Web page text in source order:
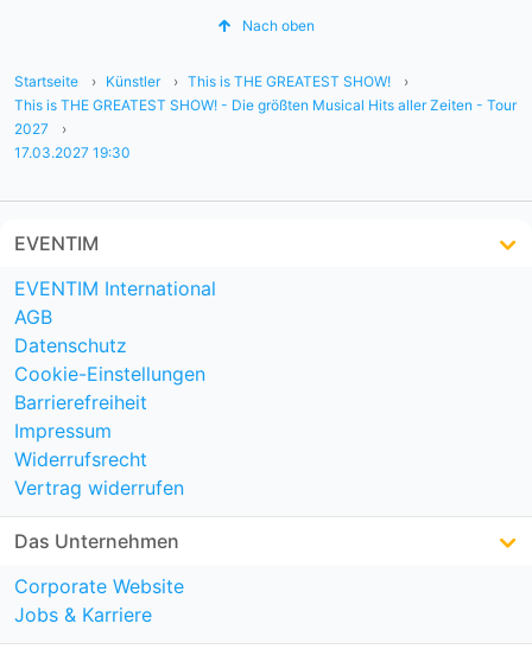
Nach oben
Startseite Künstler
This is THE GREATEST SHOW!
This is THE GREATEST SHOW! - Die größten Musical Hits aller Zeiten - Tour
2027
17.03.2027 19:30
EVENTIM
EVENTIM International
AGB
Datenschutz
Cookie-Einstellungen
Barrierefreiheit
Impressum
Widerrufsrecht
Vertrag widerrufen
Das Unternehmen
Corporate Website
Jobs & Karriere